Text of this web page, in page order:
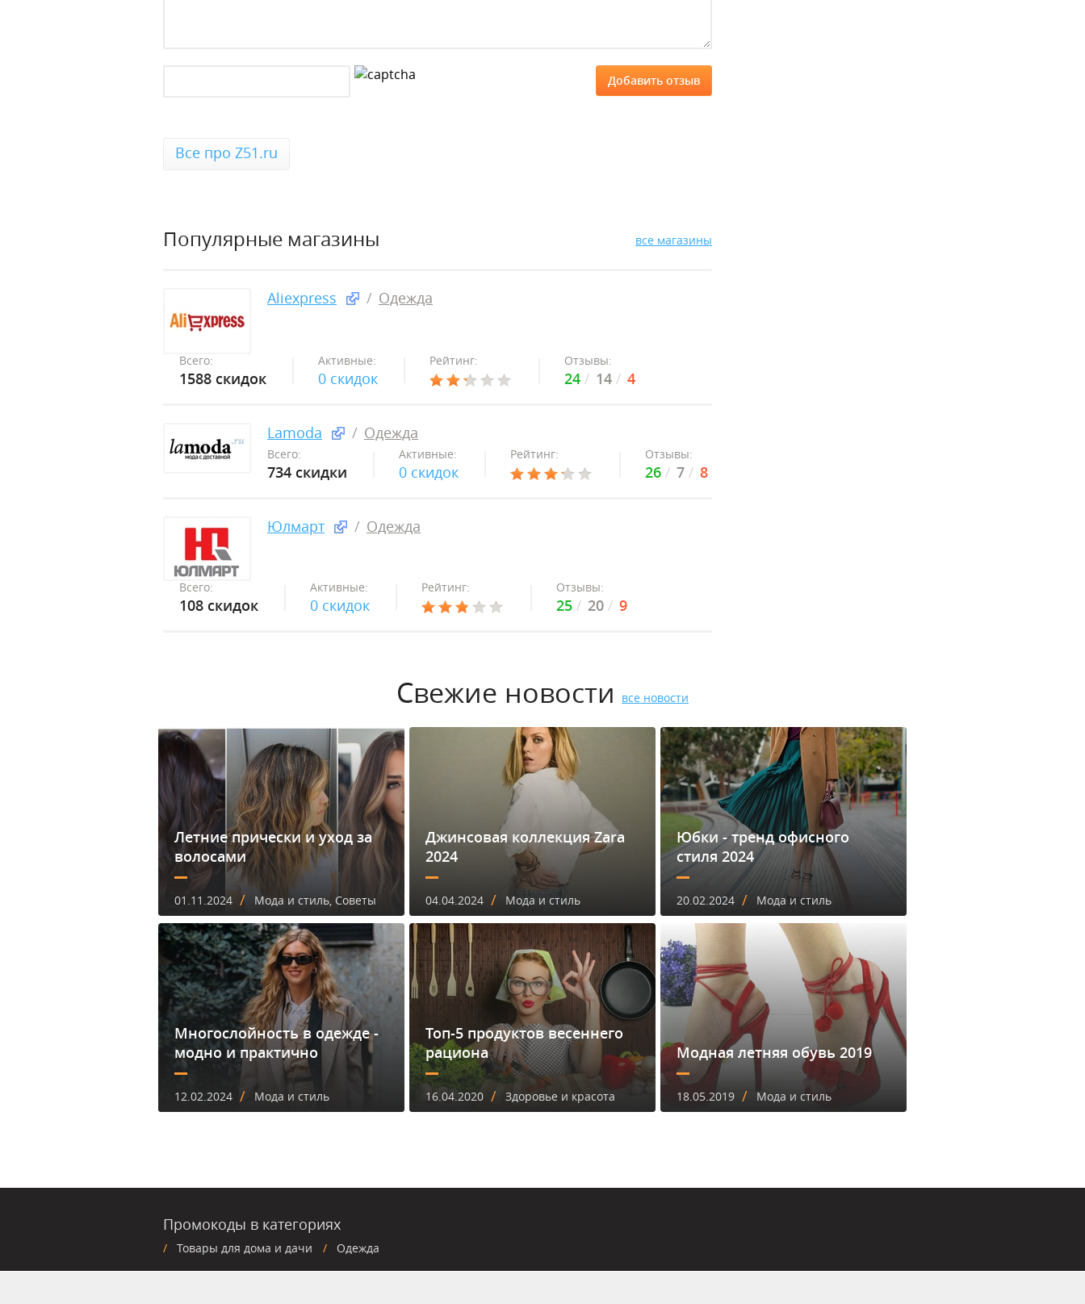
Все про Z51.ru
Популярные магазины все магазины
Aliexpress Одежда
Всего:
1588 скидок
Активные:
0 скидок
Рейтинг: Отзывы:
24 14 4
Lamoda Одежда
Всего:
734 скидки
Активные:
0 скидок
Рейтинг: Отзывы:
26 7 8
Юлмарт Одежда
Всего:
108 скидок
Активные:
0 скидок
Рейтинг: Отзывы:
25 20 9
Свежие новости все новости
Летние прически и уход за
волосами
01.11.2024 / Мода и стиль, Советы
Джинсовая коллекция Zara
2024
04.04.2024 / Мода и стиль
Юбки - тренд офисного
стиля 2024
20.02.2024 / Мода и стиль
Многослойность в одежде -
модно и практично
12.02.2024 / Мода и стиль
Топ-5 продуктов весеннего
рациона
16.04.2020 / Здоровье и красота
Модная летняя обувь 2019
18.05.2019 / Мода и стиль
Промокоды в категориях
Товары для дома и дачи Одежда